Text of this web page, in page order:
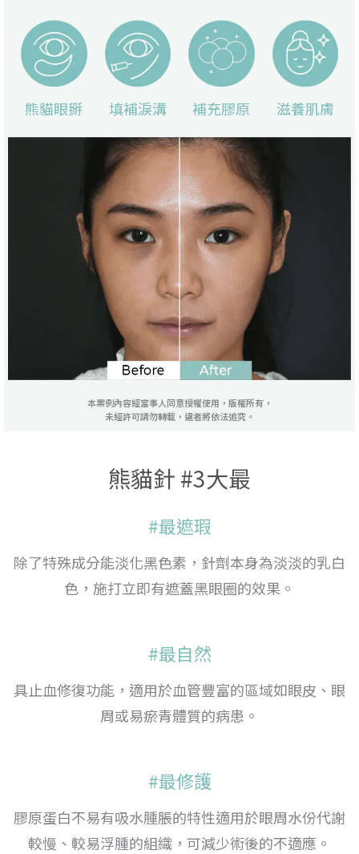
熊貓眼掰 填補淚溝 補充膠原 滋養肌膚
本案例內容經當事人同意授權使用，版權所有，
未經許可請勿轉載，違者將依法追究。
熊貓針 #3大最
#最遮瑕
除了特殊成分能淡化黑色素，針劑本身為淡淡的乳白
色，施打立即有遮蓋黑眼圈的效果。
#最自然
具止血修復功能，適用於血管豐富的區域如眼皮、眼
周或易瘀青體質的病患。
#最修護
膠原蛋白不易有吸水腫脹的特性適用於眼周水份代謝
較慢、較易浮腫的組織，可減少術後的不適應。